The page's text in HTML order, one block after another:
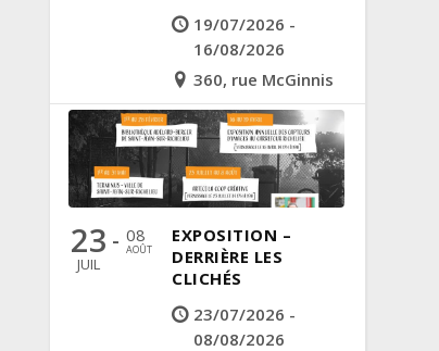
19/07/2026 -
16/08/2026
360, rue McGinnis
23
JUIL
- 08
AOÛT
EXPOSITION –
DERRIÈRE LES
CLICHÉS
23/07/2026 -
08/08/2026